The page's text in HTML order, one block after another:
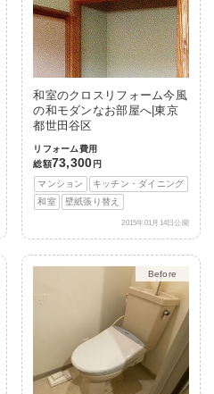
和室のクロスリフォーム今風
の和モダンなお部屋へ|東京
都世田谷区
リフォーム費用
総額73,300 円
マンション
キッチン・ダイニング
和室
壁紙張り替え
2015年01月14日公開
After